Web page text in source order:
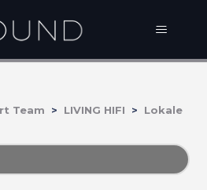
Team LIVING HIFI
Lokale